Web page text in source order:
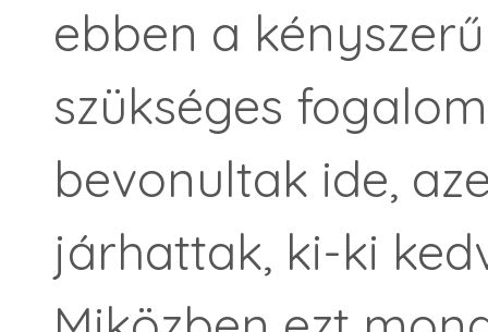
ebben a
szükséges
bevonultak ide,
járhattak, ki-ki